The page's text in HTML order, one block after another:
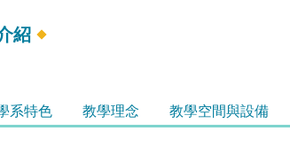
紹
系特色 教學理念 教學空間與設備